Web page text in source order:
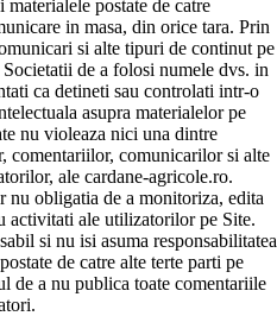
postate de catre
in masa, din orice tara. Prin
si alte tipuri de continut pe
de a folosi numele dvs. in
ca detineti sau controlati intr-o
asupra materialelor pe
nu violeaza nici una dintre
comentariilor, comunicarilor si alte
ale cardane-agricole.ro.
nu obligatia de a monitoriza, edita
activitati ale utilizatorilor pe Site.
si nu isi asuma responsabilitatea
de catre alte terte parti pe
de a nu publica toate comentariile